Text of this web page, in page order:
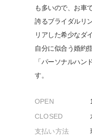
ア
コ
パ
ダ
も多いので、お車
誇るブライダルリ
リアした希少なダ
自分に似合う婚約
「パーソナルハン
す。
OPEN
CLOSED
支払い方法